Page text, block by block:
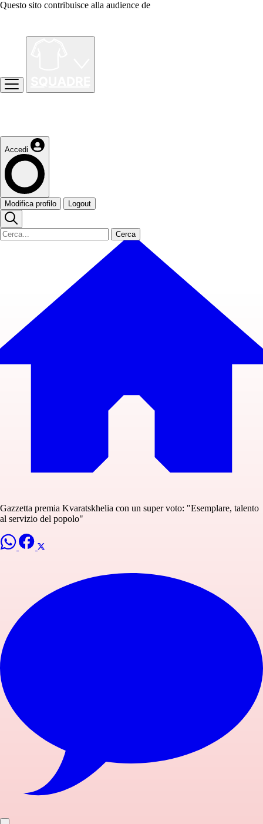
Questo sito contribuisce alla audience de
Accedi
Modifica profilo Logout
Cerca
Gazzetta premia Kvaratskhelia con un super voto: "Esemplare, talento
al servizio del popolo"